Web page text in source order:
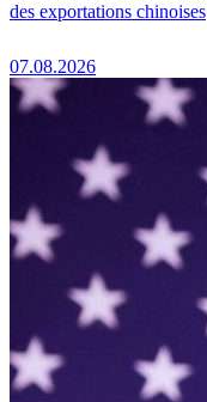
des exportations chinoises
07.08.2026